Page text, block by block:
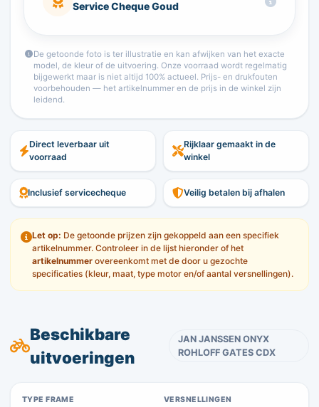
Service Cheque Goud
De getoonde foto is ter illustratie en kan afwijken van het exacte
model, de kleur of de uitvoering. Onze voorraad wordt regelmatig
bijgewerkt maar is niet altijd 100% actueel. Prijs- en drukfouten
voorbehouden — het artikelnummer en de prijs in de winkel zijn
leidend.
Direct leverbaar uit
voorraad
Rijklaar gemaakt in de
winkel
Inclusief servicecheque Veilig betalen bij afhalen
Let op: De getoonde prijzen zijn gekoppeld aan een specifiek
artikelnummer. Controleer in de lijst hieronder of het
artikelnummer overeenkomt met de door u gezochte
specificaties (kleur, maat, type motor en/of aantal versnellingen).
Beschikbare
uitvoeringen
JAN JANSSEN ONYX
ROHLOFF GATES CDX
TYPE FRAME VERSNELLINGEN